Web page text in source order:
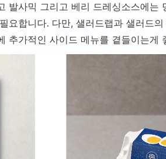
발사믹 그리고 베리 드레싱소스에는
요합니다. 다만, 샐러드랩과 샐러드
추가적인 사이드 메뉴를 곁들이는게